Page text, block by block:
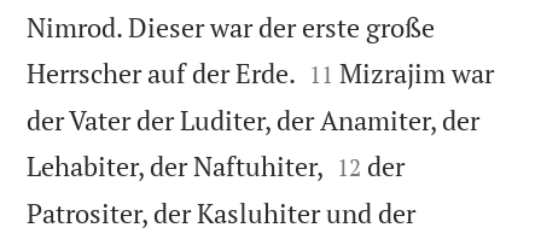
Nimrod. Dieser war der erste große
Herrscher auf der Erde. 

11 Mizrajim war
der Vater der Luditer, der Anamiter, der
Lehabiter, der Naftuhiter, 

12 der
Patrositer, der Kasluhiter und der